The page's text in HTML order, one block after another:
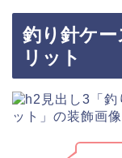
釣り針ケ
リット